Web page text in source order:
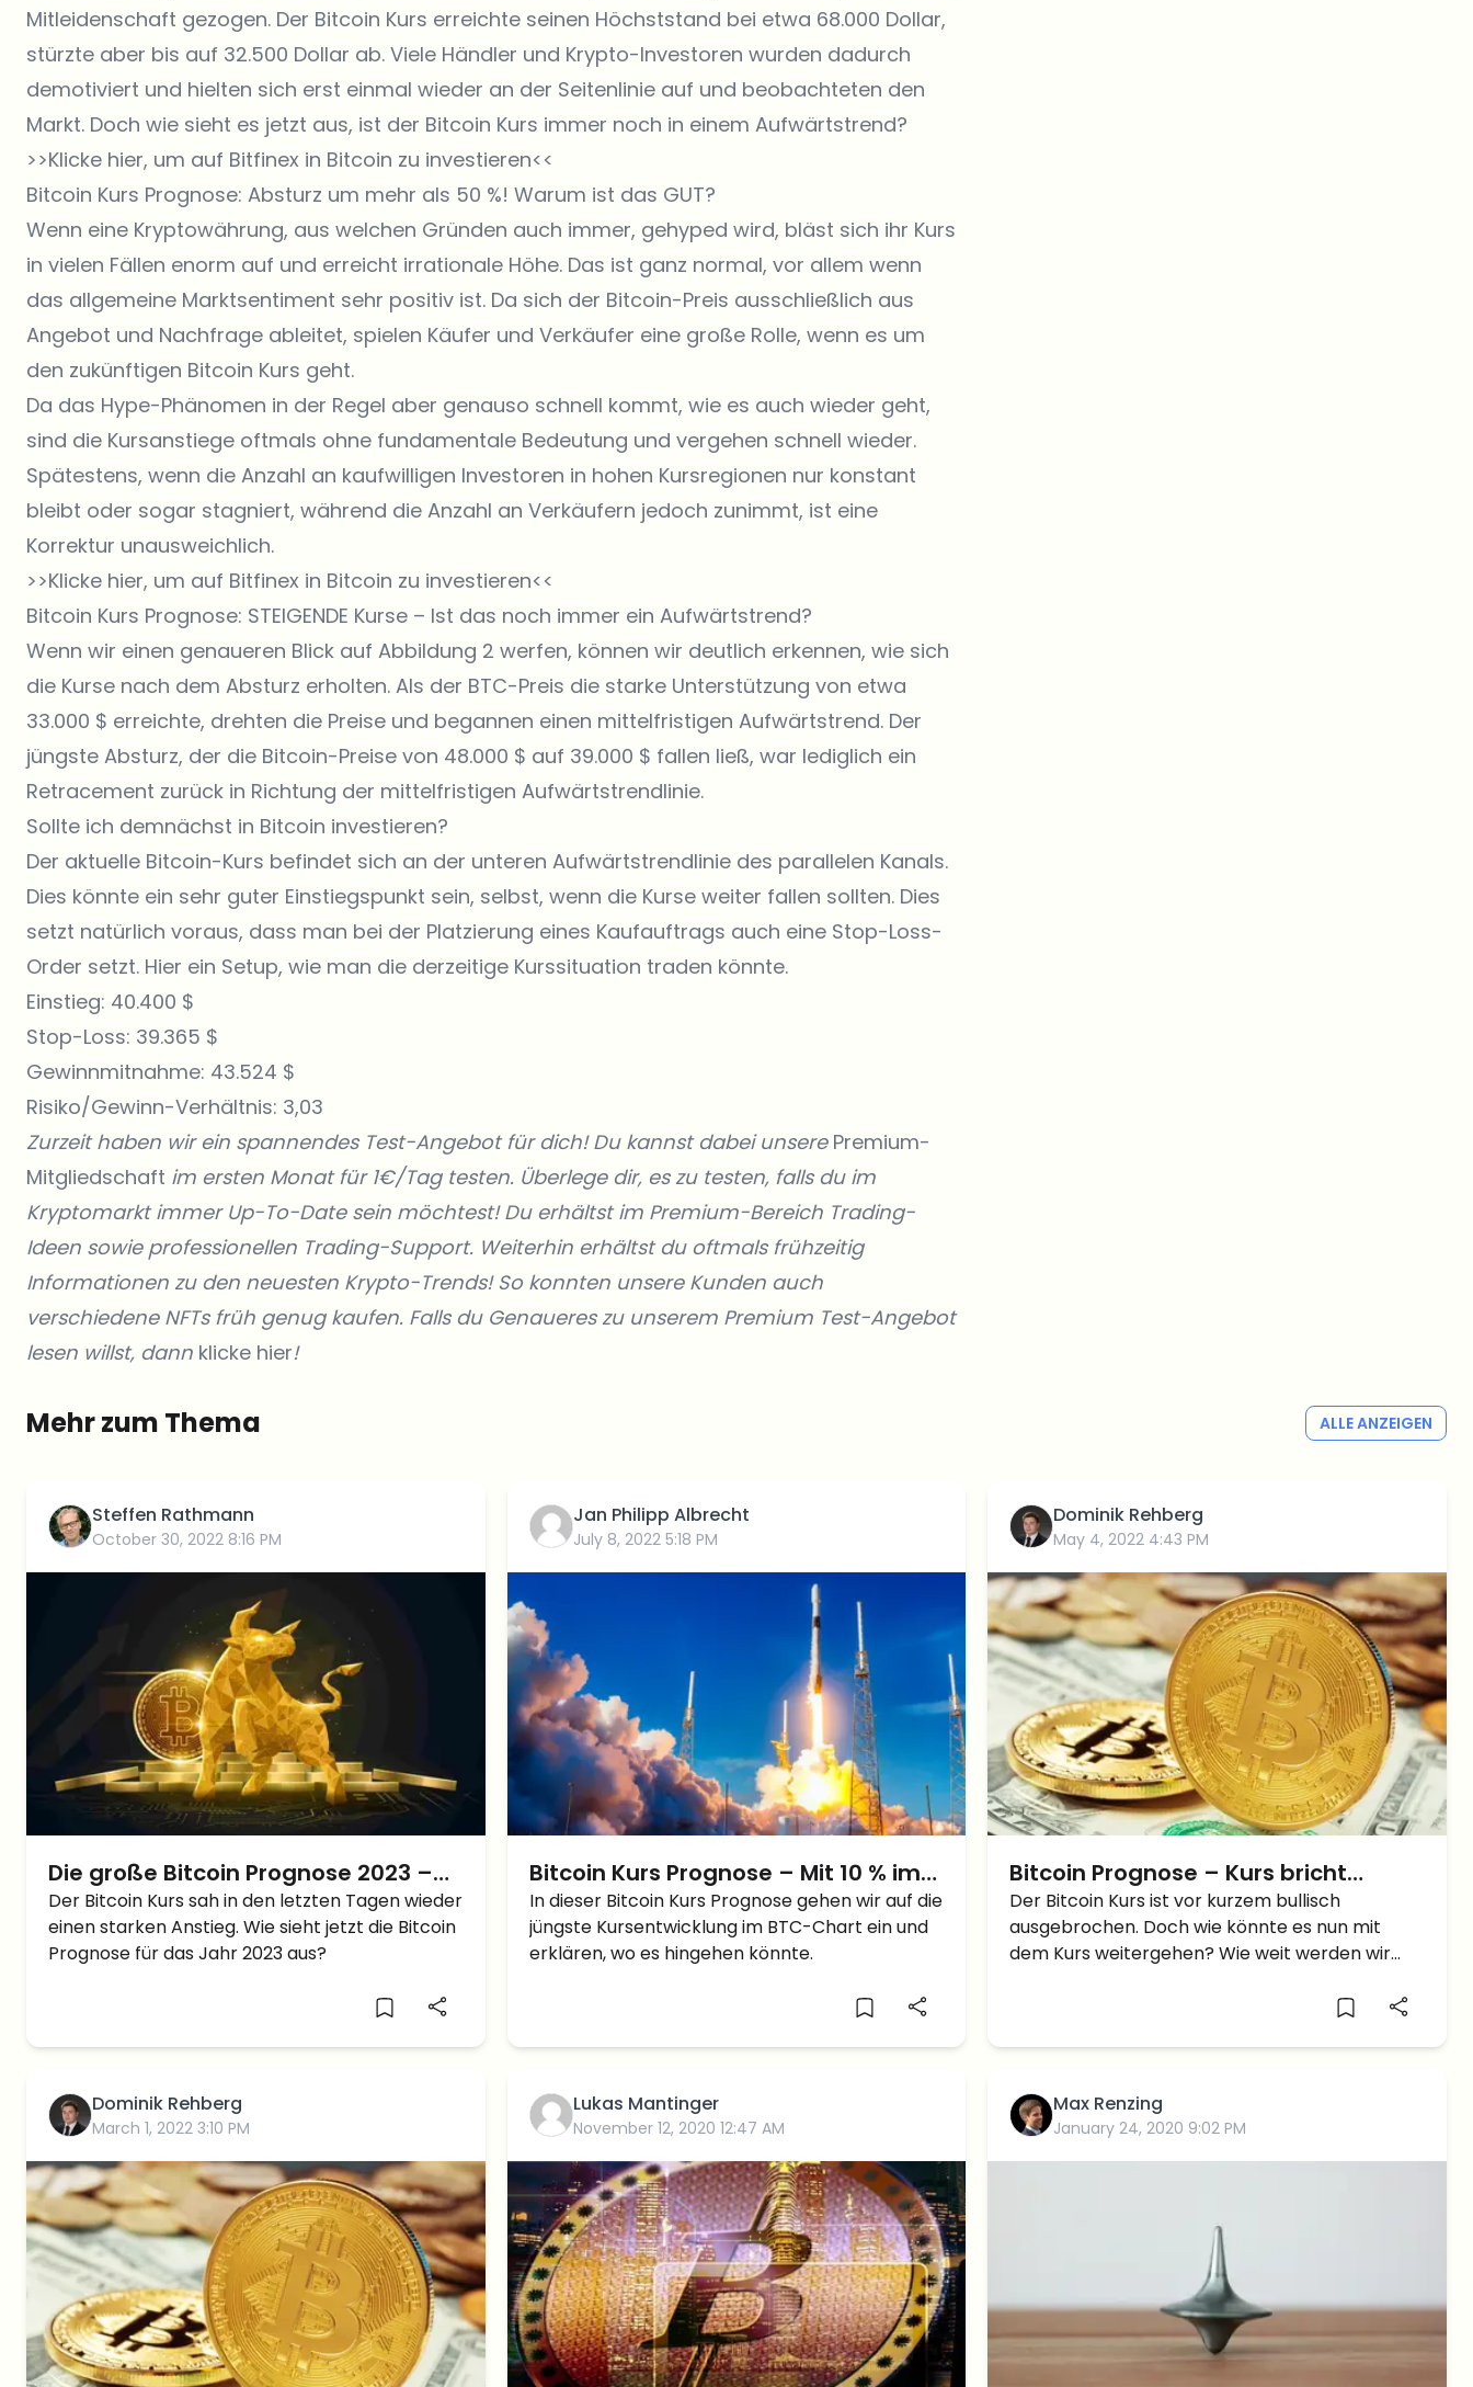
Mitleidenschaft gezogen. Der Bitcoin Kurs erreichte seinen Höchststand bei etwa 68.000 Dollar,
stürzte aber bis auf 32.500 Dollar ab. Viele Händler und Krypto-Investoren wurden dadurch
demotiviert und hielten sich erst einmal wieder an der Seitenlinie auf und beobachteten den
Markt. Doch wie sieht es jetzt aus, ist der Bitcoin Kurs immer noch in einem Aufwärtstrend?
>>Klicke hier, um auf Bitfinex in Bitcoin zu investieren<<
Bitcoin Kurs Prognose: Absturz um mehr als 50 %! Warum ist das GUT?
Wenn eine Kryptowährung, aus welchen Gründen auch immer, gehyped wird, bläst sich ihr Kurs
in vielen Fällen enorm auf und erreicht irrationale Höhe. Das ist ganz normal, vor allem wenn
das allgemeine Marktsentiment sehr positiv ist. Da sich der Bitcoin-Preis ausschließlich aus
Angebot und Nachfrage ableitet, spielen Käufer und Verkäufer eine große Rolle, wenn es um
den zukünftigen Bitcoin Kurs geht.
Da das Hype-Phänomen in der Regel aber genauso schnell kommt, wie es auch wieder geht,
sind die Kursanstiege oftmals ohne fundamentale Bedeutung und vergehen schnell wieder.
Spätestens, wenn die Anzahl an kaufwilligen Investoren in hohen Kursregionen nur konstant
bleibt oder sogar stagniert, während die Anzahl an Verkäufern jedoch zunimmt, ist eine
Korrektur unausweichlich.
>>Klicke hier, um auf Bitfinex in Bitcoin zu investieren<<
Bitcoin Kurs Prognose: STEIGENDE Kurse – Ist das noch immer ein Aufwärtstrend?
Wenn wir einen genaueren Blick auf Abbildung 2 werfen, können wir deutlich erkennen, wie sich
die Kurse nach dem Absturz erholten. Als der BTC-Preis die starke Unterstützung von etwa
33.000 $ erreichte, drehten die Preise und begannen einen mittelfristigen Aufwärtstrend. Der
jüngste Absturz, der die Bitcoin-Preise von 48.000 $ auf 39.000 $ fallen ließ, war lediglich ein
Retracement zurück in Richtung der mittelfristigen Aufwärtstrendlinie.
Sollte ich demnächst in Bitcoin investieren?
Der aktuelle Bitcoin-Kurs befindet sich an der unteren Aufwärtstrendlinie des parallelen Kanals.
Dies könnte ein sehr guter Einstiegspunkt sein, selbst, wenn die Kurse weiter fallen sollten. Dies
setzt natürlich voraus, dass man bei der Platzierung eines Kaufauftrags auch eine Stop-Loss-
Order setzt. Hier ein Setup, wie man die derzeitige Kurssituation traden könnte.
Einstieg: 40.400 $
Stop-Loss: 39.365 $
Gewinnmitnahme: 43.524 $
Risiko/Gewinn-Verhältnis: 3,03
Zurzeit haben wir ein spannendes Test-Angebot für dich! Du kannst dabei unsere Premium-
Mitgliedschaft im ersten Monat für 1€/Tag testen. Überlege dir, es zu testen, falls du im
Kryptomarkt immer Up-To-Date sein möchtest! Du erhältst im Premium-Bereich Trading-
Ideen sowie professionellen Trading-Support. Weiterhin erhältst du oftmals frühzeitig
Informationen zu den neuesten Krypto-Trends! So konnten unsere Kunden auch
verschiedene NFTs früh genug kaufen. Falls du Genaueres zu unserem Premium Test-Angebot
lesen willst, dann klicke hier!
Mehr zum Thema ALLE ANZEIGEN
Steffen Rathmann
October 30, 2022 8:16 PM
Die große Bitcoin Prognose 2023 –
Wird der BTC im nächsten Jahr
wieder bullisch?
Der Bitcoin Kurs sah in den letzten Tagen wieder
einen starken Anstieg. Wie sieht jetzt die Bitcoin
Prognose für das Jahr 2023 aus?
Jan Philipp Albrecht
July 8, 2022 5:18 PM
Bitcoin Kurs Prognose – Mit 10 % im
Plus – Wie geht es jetzt weiter?
In dieser Bitcoin Kurs Prognose gehen wir auf die
jüngste Kursentwicklung im BTC-Chart ein und
erklären, wo es hingehen könnte.
Dominik Rehberg
May 4, 2022 4:43 PM
Bitcoin Prognose – Kurs bricht
BULLISCH aus! Wie weit wird BTC
steigen?
Der Bitcoin Kurs ist vor kurzem bullisch
ausgebrochen. Doch wie könnte es nun mit
dem Kurs weitergehen? Wie weit werden wir
Dominik Rehberg
March 1, 2022 3:10 PM
Lukas Mantinger
November 12, 2020 12:47 AM
Max Renzing
January 24, 2020 9:02 PM